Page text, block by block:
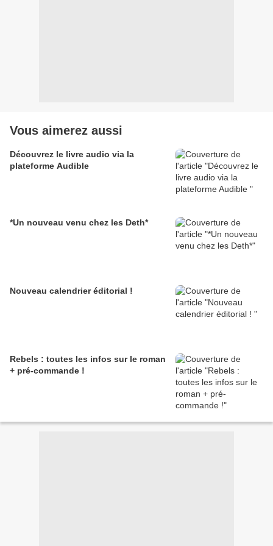
Vous aimerez aussi
Découvrez le livre audio via la
plateforme Audible
*Un nouveau venu chez les Deth*
Nouveau calendrier éditorial !
Rebels : toutes les infos sur le roman
+ pré-commande !